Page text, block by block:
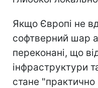
Якщо Європі не
софтверний шар
переконані, що
інфраструктури
стане